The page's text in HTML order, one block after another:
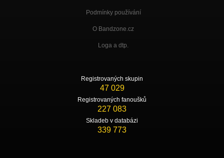
Podmínky používání
O Bandzone.cz
Loga a dtp.
Registrovaných skupin
47 029
Registrovaných fanoušků
227 083
Skladeb v databázi
339 773